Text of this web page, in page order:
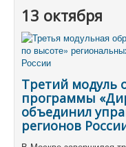
13 октября
Третий модуль
программы
объединил
регионов